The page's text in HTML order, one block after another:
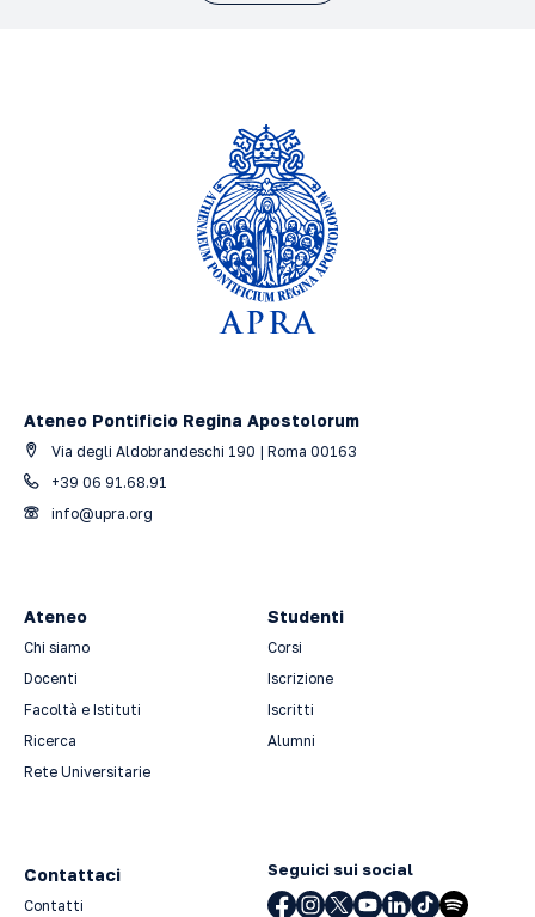
Ateneo Pontificio Regina Apostolorum
Via degli Aldobrandeschi 190 | Roma 00163
+39 06 91.68.91
info@upra.org
Ateneo
Chi siamo
Docenti
Facoltà e Istituti
Ricerca
Rete Universitarie
Studenti
Corsi
Iscrizione
Iscritti
Alumni
Contattaci
Contatti
Seguici sui social